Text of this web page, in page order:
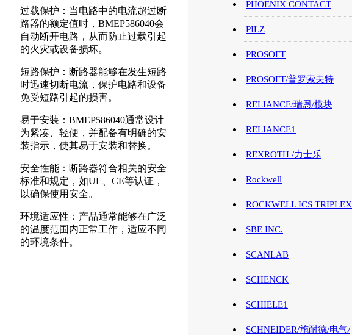
过载保护：当电路中的电流超过断
路器的额定值时，BMEP586040会
自动断开电路，从而防止过载引起
的火灾或设备损坏。
短路保护：断路器能够在发生短路
时迅速切断电流，保护电路和设备
免受短路引起的损害。
易于安装：BMEP586040通常设计
为紧凑、轻便，并配备有明确的安
装指示，使其易于安装和替换。
安全性能：断路器符合相关的安全
标准和规定，如UL、CE等认证，
以确保使用安全。
环境适应性：产品通常能够在广泛
的温度范围内正常工作，适应不同
的环境条件。
PHOENIX CONTACT
PILZ
PROSOFT
PROSOFT/普罗索夫特
RELIANCE/瑞恩/模块
RELIANCE1
REXROTH /力士乐
Rockwell
ROCKWELL ICS TRIPLEX
SBE INC.
SCANLAB
SCHENCK
SCHIELE1
SCHNEIDER/施耐德/电气/